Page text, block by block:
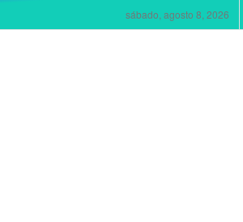
sábado, agosto 8, 2026